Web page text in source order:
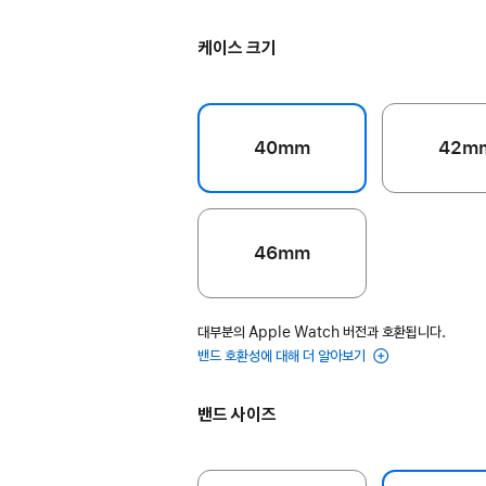
케이스 크기
40mm
46mm
대부분의 Apple Watch 버전과 호환됩니다.
밴드 호환성에 대해 더 알아보기
밴드 사이즈